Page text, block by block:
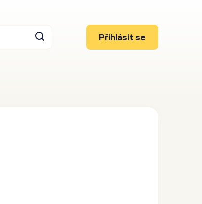
Přihlásit se